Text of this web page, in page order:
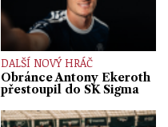
DALŠÍ NOVÝ HRÁČ
Obránce Antony Ekeroth
přestoupil do SK Sigma